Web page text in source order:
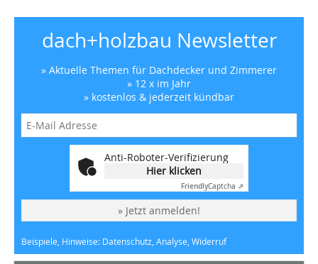
dach+holzbau Newsletter
» Aktuelle Themen für Dachdecker und Zimmerer
» 12 x im Jahr
» kostenlos & jederzeit kündbar
Anti-Roboter-Verifizierung
Hier klicken
FriendlyCaptcha ⇗
» Jetzt anmelden!
Beispiele, Hinweise: Datenschutz, Analyse, Widerruf